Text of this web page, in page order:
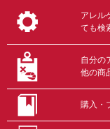
アレル
ても検
自分の
他の商
購入・